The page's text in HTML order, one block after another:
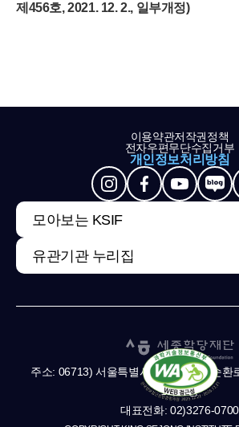
제456호, 2021. 12. 2., 일부개정)
이용약관저작권정책
전자우편무단수집거부
개인정보처리방침
모아보는 KSIF
유관기관 누리집
주소: 06713) 서울특별시 서초구 남부순환
11,13층
대표전화: 02)3276-0700